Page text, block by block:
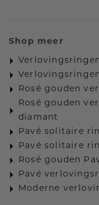
Shop meer
Verlovingsringen
Rosé gouden
Rosé gouden
diamant
Pavé solitaire
Pavé solitaire
Rosé gouden
Pavé
Moderne